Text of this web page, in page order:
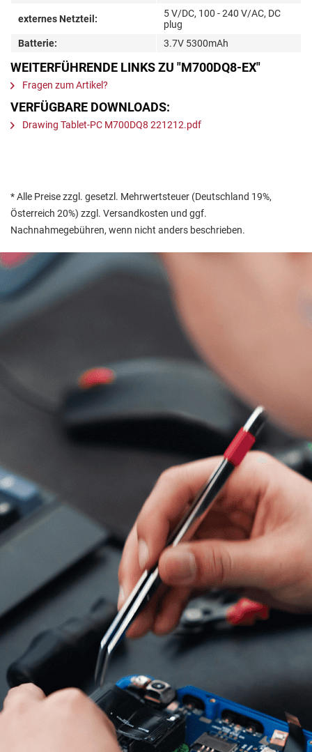
externes Netzteil:
5 V/DC, 100 - 240 V/AC, DC
plug
Batterie:
3.7V 5300mAh
WEITERFÜHRENDE LINKS ZU "M700DQ8-EX"
Fragen zum Artikel?
VERFÜGBARE DOWNLOADS:
Drawing Tablet-PC M700DQ8 221212.pdf
* Alle Preise zzgl. gesetzl. Mehrwertsteuer (Deutschland 19%,
Österreich 20%) zzgl. Versandkosten und ggf.
Nachnahmegebühren, wenn nicht anders beschrieben.